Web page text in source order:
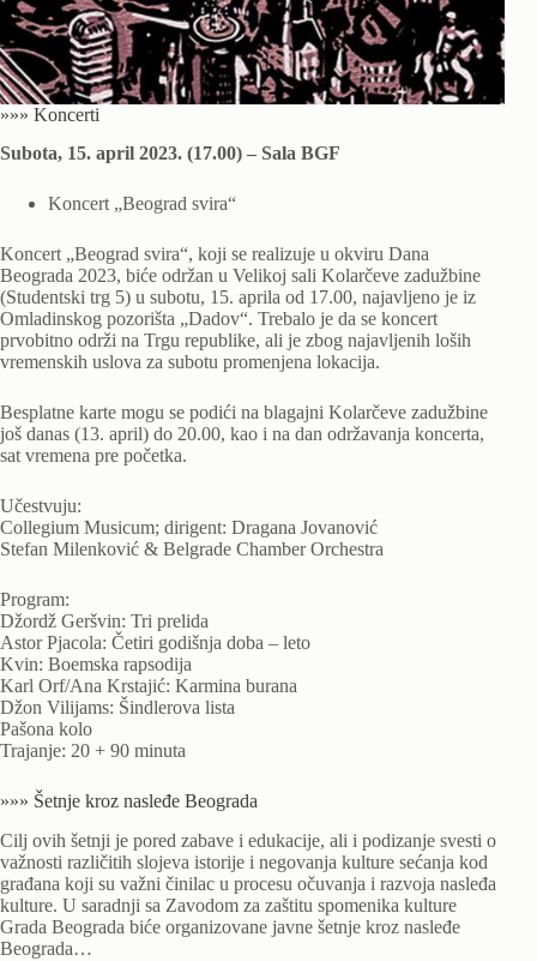
»»» Koncerti
Subota, 15. april 2023. (17.00) – Sala BGF
Koncert „Beograd svira“
Koncert „Beograd svira“, koji se realizuje u okviru Dana
Beograda 2023, biće održan u Velikoj sali Kolarčeve zadužbine
(Studentski trg 5) u subotu, 15. aprila od 17.00, najavljeno je iz
Omladinskog pozorišta „Dadov“. Trebalo je da se koncert
prvobitno održi na Trgu republike, ali je zbog najavljenih loših
vremenskih uslova za subotu promenjena lokacija.
Besplatne karte mogu se podići na blagajni Kolarčeve zadužbine
još danas (13. april) do 20.00, kao i na dan održavanja koncerta,
sat vremena pre početka.
Učestvuju:
Collegium Musicum; dirigent: Dragana Jovanović
Stefan Milenković & Belgrade Chamber Orchestra
Program:
Džordž Geršvin: Tri prelida
Astor Pjacola: Četiri godišnja doba – leto
Kvin: Boemska rapsodija
Karl Orf/Ana Krstajić: Karmina burana
Džon Vilijams: Šindlerova lista
Pašona kolo
Trajanje: 20 + 90 minuta
»»» Šetnje kroz nasleđe Beograda
Cilj ovih šetnji je pored zabave i edukacije, ali i podizanje svesti o
važnosti različitih slojeva istorije i negovanja kulture sećanja kod
građana koji su važni činilac u procesu očuvanja i razvoja nasleđa
kulture. U saradnji sa Zavodom za zaštitu spomenika kulture
Grada Beograda biće organizovane javne šetnje kroz nasleđe
Beograda…